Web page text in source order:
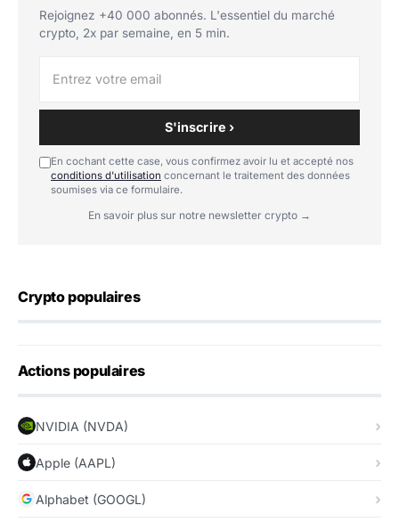
Rejoignez +40 000 abonnés. L'essentiel du marché
crypto, 2x par semaine, en 5 min.
S'inscrire ›
En cochant cette case, vous confirmez avoir lu et accepté nos
conditions d'utilisation concernant le traitement des données
soumises via ce formulaire.
En savoir plus sur notre newsletter crypto →
Crypto populaires
Actions populaires
NVIDIA (NVDA)
Apple (AAPL)
Alphabet (GOOGL)